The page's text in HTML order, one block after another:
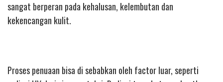
sangat berperan pada kehalusan, kelembutan dan
kekencangan kulit.
Proses penuaan bisa di sebabkan oleh factor luar, seperti